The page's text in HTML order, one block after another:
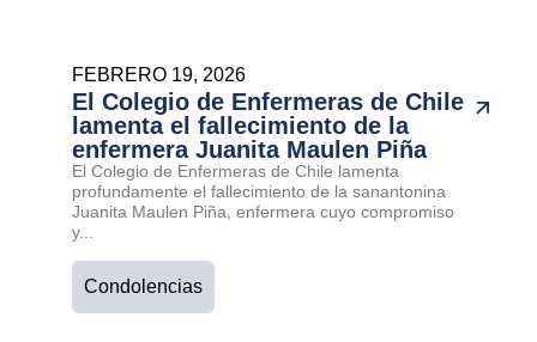
FEBRERO 19, 2026
El Colegio de Enfermeras de Chile
lamenta el fallecimiento de la
enfermera Juanita Maulen Piña
El Colegio de Enfermeras de Chile lamenta
profundamente el fallecimiento de la sanantonina
Juanita Maulen Piña, enfermera cuyo compromiso
y...
Condolencias